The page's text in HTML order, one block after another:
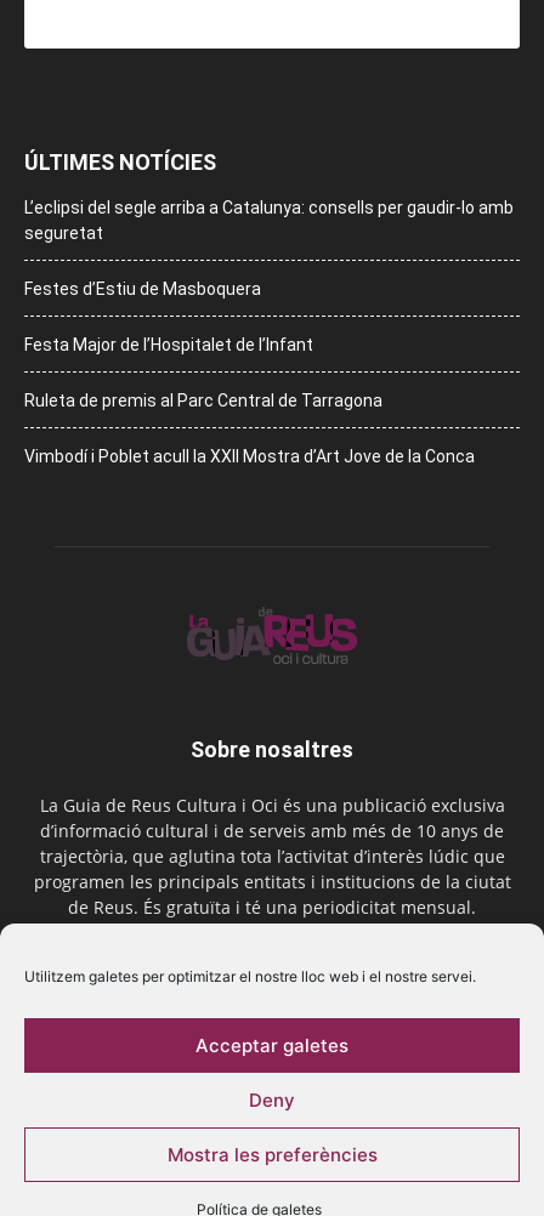
Utilitzem galetes per optimitzar el nostre lloc web i el nostre servei.
Acceptar galetes
Deny
Mostra les preferències
Política de galetes
ÚLTIMES NOTÍCIES
L’eclipsi del segle arriba a Catalunya: consells per gaudir-lo amb
seguretat
Festes d’Estiu de Masboquera
Festa Major de l’Hospitalet de l’Infant
Ruleta de premis al Parc Central de Tarragona
Vimbodí i Poblet acull la XXII Mostra d’Art Jove de la Conca
Sobre nosaltres
La Guia de Reus Cultura i Oci és una publicació exclusiva
d’informació cultural i de serveis amb més de 10 anys de
trajectòria, que aglutina tota l’activitat d’interès lúdic que
programen les principals entitats i institucions de la ciutat
de Reus. És gratuïta i té una periodicitat mensual.
Segueix-nos